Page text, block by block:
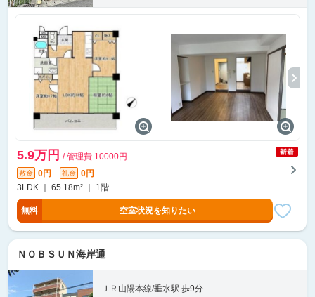
5.9万円 / 管理費 10000円
敷金 0円 礼金
0円
3LDK ｜ 65.18m² ｜ 1階
無料 空室状況を知りたい
ＮＯＢＳＵＮ海岸通
ＪＲ山陽本線/垂水駅 歩9分